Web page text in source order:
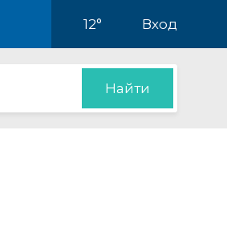
12° Вход
Найти